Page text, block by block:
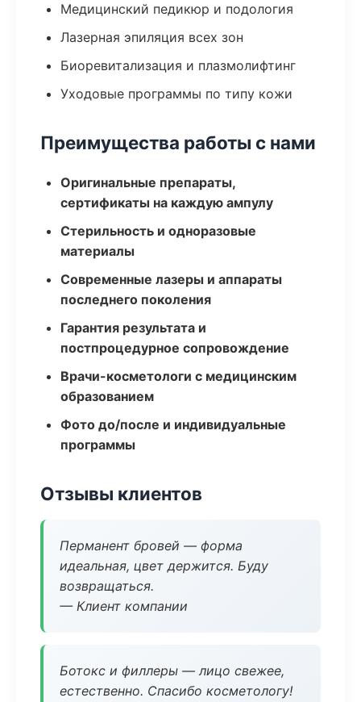
Медицинский педикюр и подология
Лазерная эпиляция всех зон
Биоревитализация и плазмолифтинг
Уходовые программы по типу кожи
Преимущества работы с нами
Оригинальные препараты,
сертификаты на каждую ампулу
Стерильность и одноразовые
материалы
Современные лазеры и аппараты
последнего поколения
Гарантия результата и
постпроцедурное сопровождение
Врачи-косметологи с медицинским
образованием
Фото до/после и индивидуальные
программы
Отзывы клиентов
Перманент бровей — форма
идеальная, цвет держится. Буду
возвращаться.
— Клиент компании
Ботокс и филлеры — лицо свежее,
естественно. Спасибо косметологу!